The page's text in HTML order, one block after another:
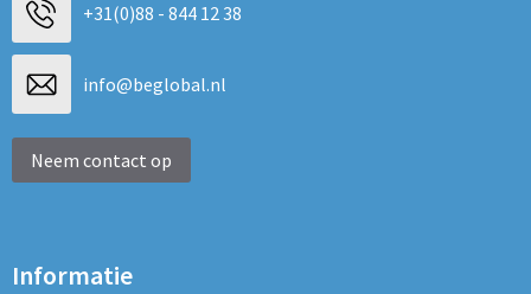
+31(0)88 - 844 12 38
info@beglobal.nl
Neem contact op
Informatie